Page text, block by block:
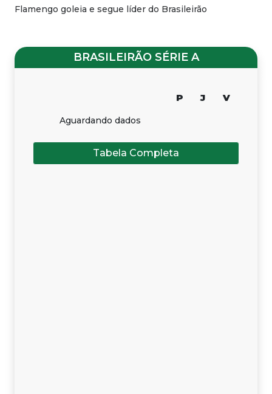
Flamengo goleia e segue líder do Brasileirão
BRASILEIRÃO SÉRIE A
P J V
Aguardando dados
Tabela Completa